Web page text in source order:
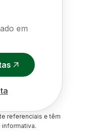
em
referenciais e têm